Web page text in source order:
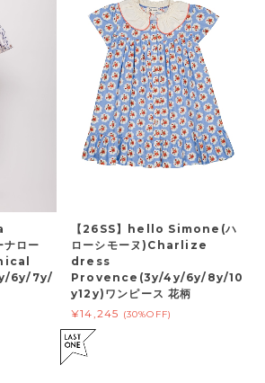
ロー
6y/7y/
【26SS】hello Simone(ハ
ローシモーヌ)Charlize
dress
Provence(3y/4y/6y/8y/10
y12y)ワンピース 花柄
¥14,245 (30%OFF)